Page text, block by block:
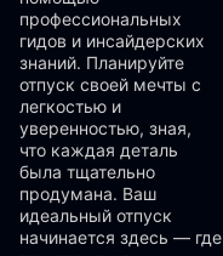
профессиональных
гидов и инсайдерских
знаний. Планируйте
отпуск своей мечты с
легкостью и
уверенностью, зная,
что каждая деталь
была тщательно
продумана. Ваш
идеальный отпуск
начинается здесь — где